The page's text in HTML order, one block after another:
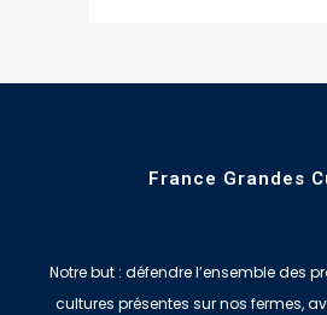
France Grandes
Notre but : défendre l’ensemble des
cultures présentes sur nos fermes,